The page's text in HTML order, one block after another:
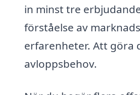
in minst tre
förståelse av
erfarenheter. Att
avloppsbehov.